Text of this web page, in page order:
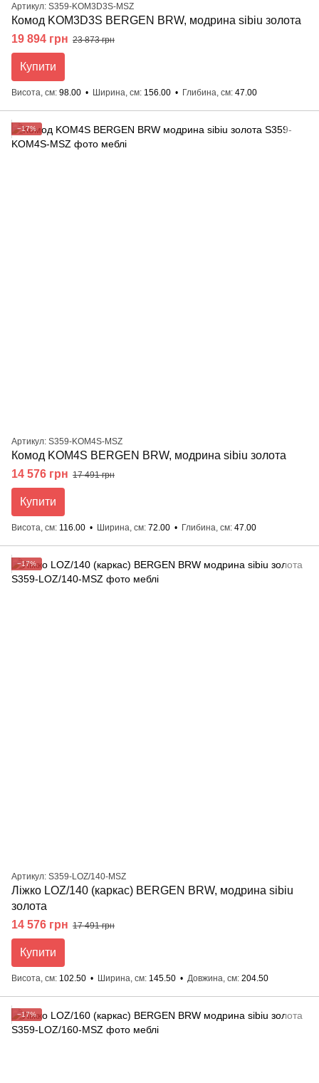
Артикул: S359-KOM3D3S-MSZ
Комод KOM3D3S BERGEN BRW, модрина sibiu золота
19 894 грн 23 873 грн
Купити
Висота, см 98.00 Ширина, см 156.00 Глибина, см 47.00
−17%
Артикул: S359-KOM4S-MSZ
Комод KOM4S BERGEN BRW, модрина sibiu золота
14 576 грн 17 491 грн
Купити
Висота, см 116.00 Ширина, см 72.00 Глибина, см 47.00
−17%
Артикул: S359-LOZ/140-MSZ
Ліжко LOZ/140 (каркас) BERGEN BRW, модрина sibiu
золота
14 576 грн 17 491 грн
Купити
Висота, см 102.50 Ширина, см 145.50 Довжина, см 204.50
−17%